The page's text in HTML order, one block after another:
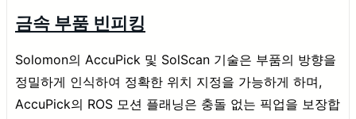
금속 부품 빈피킹
Solomon의 AccuPick 및 SolScan 기술은 부품의 방향을
정밀하게 인식하여 정확한 위치 지정을 가능하게 하며,
AccuPick의 ROS 모션 플래닝은 충돌 없는 픽업을 보장합